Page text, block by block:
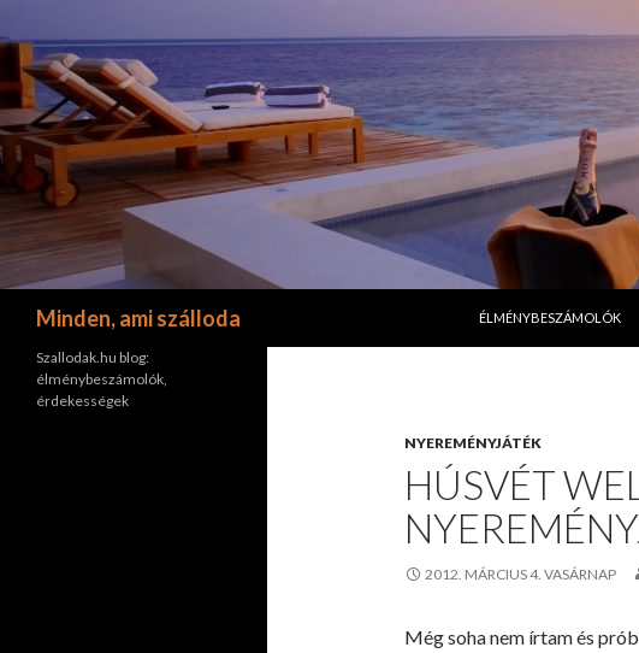
Minden, ami szálloda
ÉLMÉNYBESZÁMOLÓK
NYEREMÉNYJÁTÉK
HÚSVÉT
2012. MÁRCIUS 4. VASÁRNAP
Még soha nem írtam és
Szallodak.hu blog:
élménybeszámolók,
érdekességek